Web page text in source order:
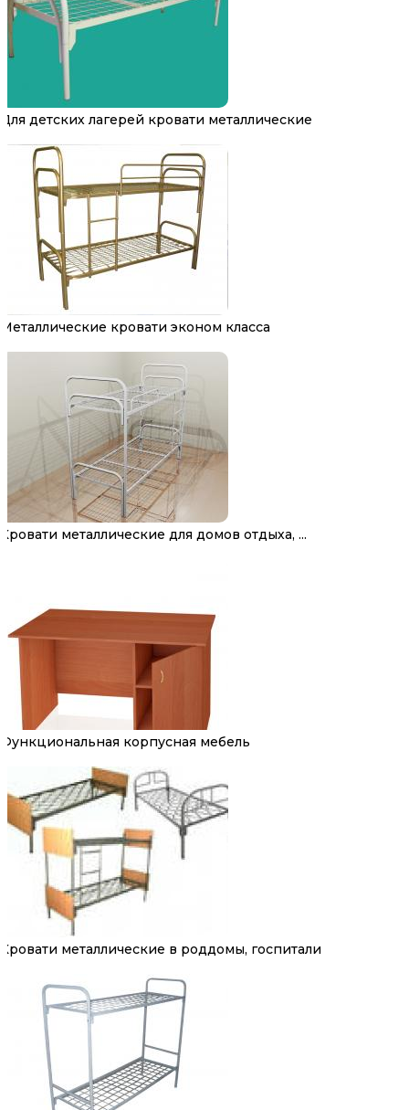
Для детских лагерей кровати металлические
Металлические кровати эконом класса
Кровати металлические для домов отдыха, ...
Функциональная корпусная мебель
Кровати металлические в роддомы, госпитали